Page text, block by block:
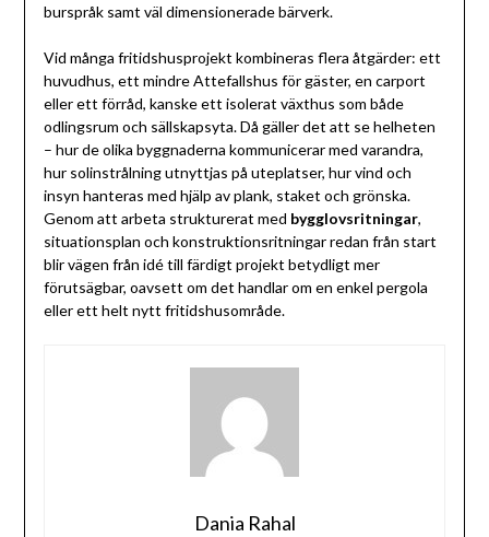
burspråk samt väl dimensionerade bärverk.
Vid många fritidshusprojekt kombineras flera åtgärder: ett
huvudhus, ett mindre Attefallshus för gäster, en carport
eller ett förråd, kanske ett isolerat växthus som både
odlingsrum och sällskapsyta. Då gäller det att se helheten
– hur de olika byggnaderna kommunicerar med varandra,
hur solinstrålning utnyttjas på uteplatser, hur vind och
insyn hanteras med hjälp av plank, staket och grönska.
Genom att arbeta strukturerat med bygglovsritningar,
situationsplan och konstruktionsritningar redan från start
blir vägen från idé till färdigt projekt betydligt mer
förutsägbar, oavsett om det handlar om en enkel pergola
eller ett helt nytt fritidshusområde.
Dania Rahal